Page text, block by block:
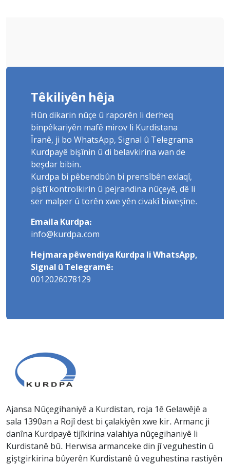
Têkiliyên hêja
Hûn dikarin nûçe û raporên li derheq
binpêkariyên mafê mirov li Kurdistana
Îranê, ji bo WhatsApp, Signal û Telegrama
Kurdpayê bişînin û di belavkirina wan de
beşdar bibin.
Kurdpa bi pêbendbûn bi prensîbên exlaqî,
piştî kontrolkirin û pejrandina nûçeyê, dê li
ser malper û torên xwe yên civakî biweşîne.
Emaila Kurdpa:
info@kurdpa.com
Hejmara pêwendiya Kurdpa li WhatsApp,
Signal û Telegramê:
0012026078129
Ajansa Nûçegihaniyê a Kurdistan, roja 1ê Gelawêjê a
sala 1390an a Rojî dest bi çalakiyên xwe kir. Armanc ji
danîna Kurdpayê tijîkirina valahiya nûçegihaniyê li
Kurdistanê bû. Herwisa armanceke din jî veguhestin û
giştgirkirina bûyerên Kurdistanê û veguhestina rastiyên